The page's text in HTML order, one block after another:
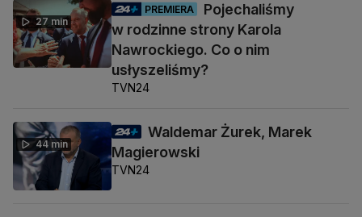
27 min
PREMIERA
Pojechaliśmy
w rodzinne strony Karola
Nawrockiego. Co o nim
usłyszeliśmy?
TVN24
44 min
Waldemar Żurek, Marek
Magierowski
TVN24